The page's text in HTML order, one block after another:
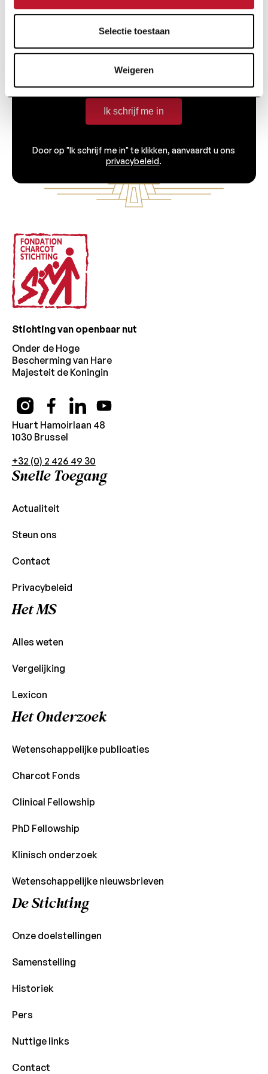
Selectie toestaan
Weigeren
onderzoek en nieuws van de Charcot Stichting
rechtstreeks in je inbox.
Ik schrijf me in
Door op "Ik schrijf me in" te klikken, aanvaardt u ons
privacybeleid.
Voettekst
Stichting van openbaar nut
Onder de Hoge
Bescherming van Hare
Majesteit de Koningin
Huart Hamoirlaan 48
1030 Brussel
+32 (0) 2 426 49 30
Snelle Toegang
Actualiteit
Steun ons
Contact
Privacybeleid
Het MS
Alles weten
Vergelijking
Lexicon
Het Onderzoek
Wetenschappelijke publicaties
Charcot Fonds
Clinical Fellowship
PhD Fellowship
Klinisch onderzoek
Wetenschappelijke nieuwsbrieven
De Stichting
Onze doelstellingen
Samenstelling
Historiek
Pers
Nuttige links
Contact